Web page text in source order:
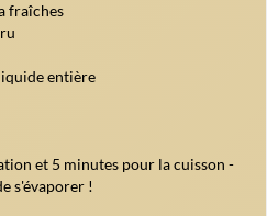
fraîches
entière
et 5 minutes pour la cuisson -
s'évaporer !